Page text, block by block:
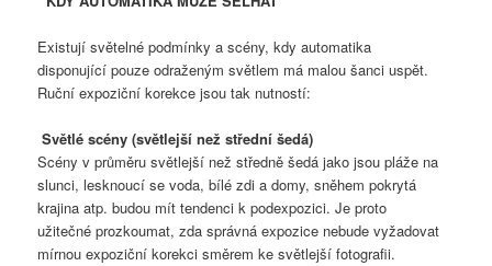
Existují světelné podmínky a scény, kdy automatika
disponující pouze odraženým světlem má malou šanci uspět.
Ruční expoziční korekce jsou tak nutností:
Světlé scény (světlejší než střední šedá)
Scény v průměru světlejší než středně šedá jako jsou pláže na
slunci, lesknoucí se voda, bílé zdi a domy, sněhem pokrytá
krajina atp. budou mít tendenci k podexpozici. Je proto
užitečné prozkoumat, zda správná expozice nebude vyžadovat
mírnou expoziční korekci směrem ke světlejší fotografii.